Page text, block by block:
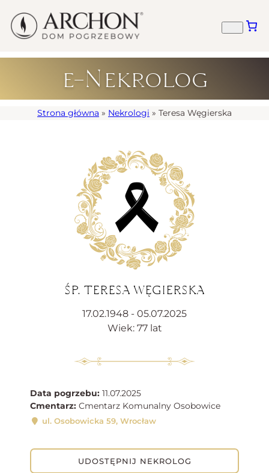
e-Nekrolog
Strona główna » Nekrologi » Teresa Węgierska
ŚP. TERESA WĘGIERSKA
17.02.1948 - 05.07.2025
Wiek: 77 lat
Data pogrzebu: 11.07.2025
Cmentarz: Cmentarz Komunalny Osobowice
ul. Osobowicka 59, Wrocław
UDOSTĘPNIJ NEKROLOG